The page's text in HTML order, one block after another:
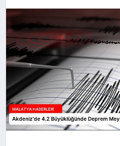
MAGAZIN
SAĞLIK
SIYASET
SPOR